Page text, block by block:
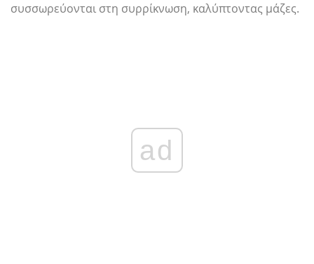
συσσωρεύονται στη συρρίκνωση, καλύπτοντας μάζες.
ad